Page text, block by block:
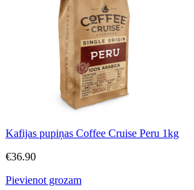
Kafijas pupiņas Coffee Cruise Peru 1kg
€36.90
Pievienot grozam